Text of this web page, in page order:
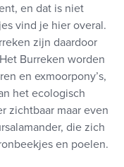
en dat is niet
vind je hier overal.
zijn daardoor
Burreken worden
en exmoorpony’s,
het ecologisch
zichtbaar maar even
die zich
en poelen.